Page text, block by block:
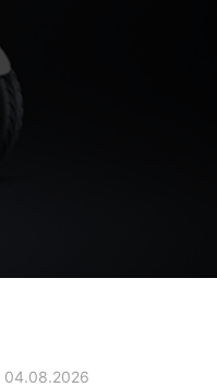
04.08.2026